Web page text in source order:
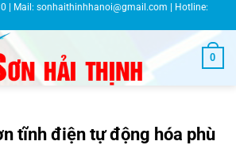
| Mail: sonhaithinhhanoi@gmail.com | Hotline:
0
tĩnh điện tự động hóa phù